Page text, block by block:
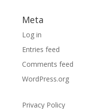
Meta
Log in
Entries feed
Comments feed
WordPress.org
Privacy Policy